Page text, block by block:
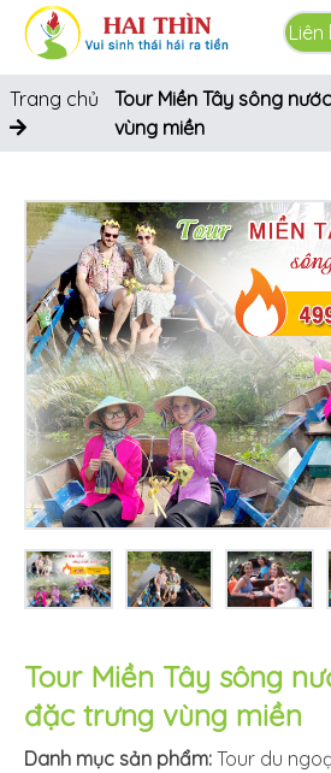
Liên
Trang chủ
Tour Miền Tây sông
vùng miền
Tour Miền Tây sông
đặc trưng vùng miền
Danh mục sản phẩm: Tour du